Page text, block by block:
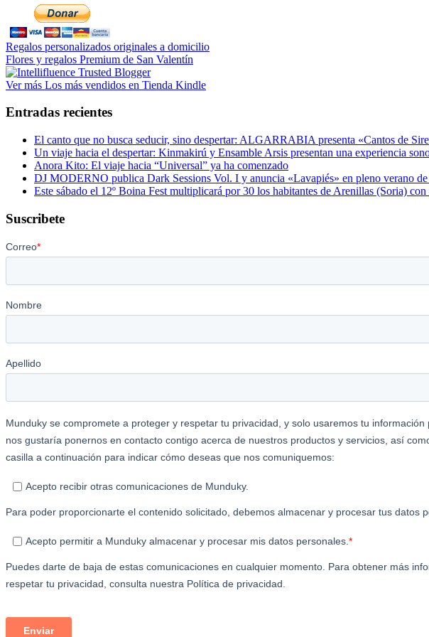
lateral
principal
Regalos personalizados originales a domicilio
Flores y regalos Premium de San Valentín
Ver más Los más vendidos en Tienda Kindle
Entradas recientes
El canto que no busca seducir, sino despertar: ALGARRABIA presenta «Cantos de
Un viaje hacia el despertar: Kinmakirú y Ensamble Arsis presentan una experiencia
Anora Kito: El viaje hacia “Universal” ya ha comenzado
DJ MODERNO publica Dark Sessions Vol. I y anuncia «Lavapiés» en pleno verano de
Este sábado el 12º Boina Fest multiplicará por 30 los habitantes de Arenillas (Soria)
Suscribete